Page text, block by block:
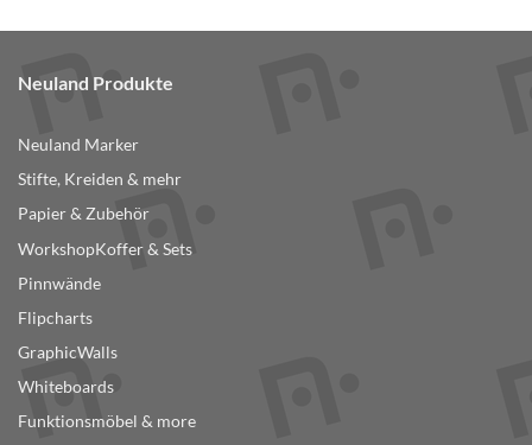
Neuland Produkte
Neuland Marker
Stifte, Kreiden & mehr
Papier & Zubehör
WorkshopKoffer & Sets
Pinnwände
Flipcharts
GraphicWalls
Whiteboards
Funktionsmöbel & more